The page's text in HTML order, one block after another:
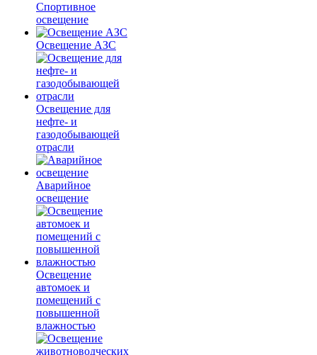
Спортивное
освещение
Освещение АЗС
Освещение для
нефте- и
газодобывающей
отрасли
Аварийное
освещение
Освещение
автомоек и
помещений с
повышенной
влажностью